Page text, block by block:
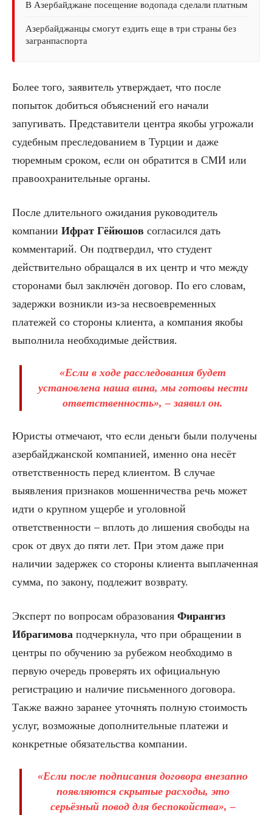
В Азербайджане посещение водопада сделали платным
Азербайджанцы смогут ездить еще в три страны без
загранпаспорта
Более того, заявитель утверждает, что после
попыток добиться объяснений его начали
запугивать. Представители центра якобы угрожали
судебным преследованием в Турции и даже
тюремным сроком, если он обратится в СМИ или
правоохранительные органы.
После длительного ожидания руководитель
компании Ифрат Гёйюшов согласился дать
комментарий. Он подтвердил, что студент
действительно обращался в их центр и что между
сторонами был заключён договор. По его словам,
задержки возникли из-за несвоевременных
платежей со стороны клиента, а компания якобы
выполнила необходимые действия.
«Если в ходе расследования будет
установлена наша вина, мы готовы нести
ответственность», – заявил он.
Юристы отмечают, что если деньги были получены
азербайджанской компанией, именно она несёт
ответственность перед клиентом. В случае
выявления признаков мошенничества речь может
идти о крупном ущербе и уголовной
ответственности – вплоть до лишения свободы на
срок от двух до пяти лет. При этом даже при
наличии задержек со стороны клиента выплаченная
сумма, по закону, подлежит возврату.
Эксперт по вопросам образования Фирангиз
Ибрагимова подчеркнула, что при обращении в
центры по обучению за рубежом необходимо в
первую очередь проверять их официальную
регистрацию и наличие письменного договора.
Также важно заранее уточнять полную стоимость
услуг, возможные дополнительные платежи и
конкретные обязательства компании.
«Если после подписания договора внезапно
появляются скрытые расходы, это
серьёзный повод для беспокойства», –